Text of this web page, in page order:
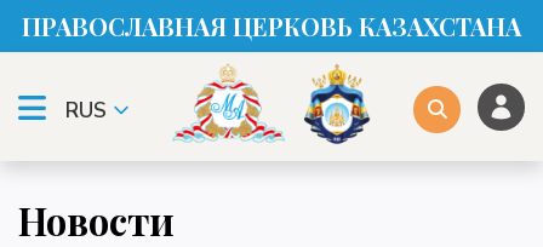
ПРАВОСЛАВНАЯ ЦЕРКОВЬ КАЗАХСТАНА
RUS
Новости